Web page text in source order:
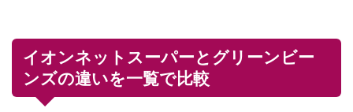
イオンネットスーパーとグリーンビー
ンズの違いを一覧で比較